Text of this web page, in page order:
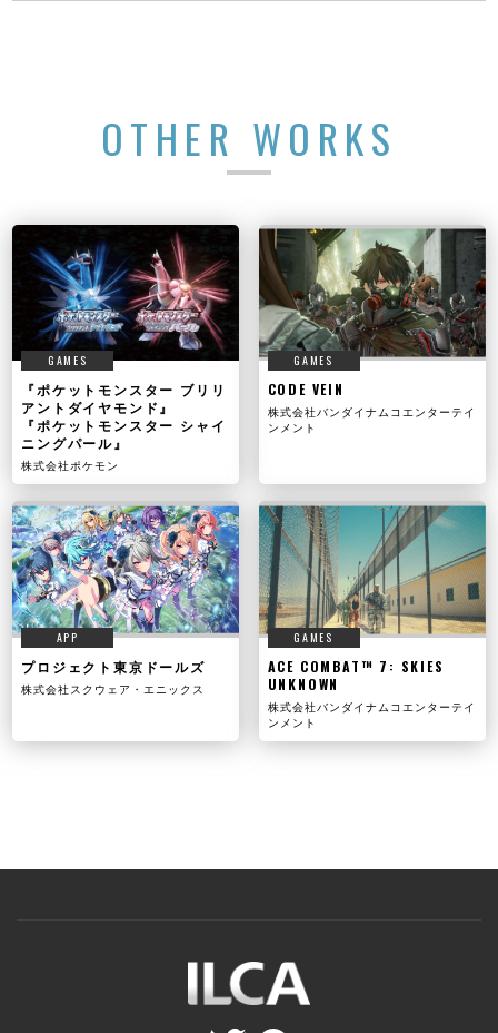
OTHER WORKS
GAMES
『ポケットモンスター ブリリ
アントダイヤモンド』
『ポケットモンスター シャイ
ニングパール』
株式会社ポケモン
GAMES
CODE VEIN
株式会社バンダイナムコエンターテイ
ンメント
APP
プロジェクト東京ドールズ
株式会社スクウェア・エニックス
GAMES
ACE COMBAT™ 7: SKIES
UNKNOWN
株式会社バンダイナムコエンターテイ
ンメント